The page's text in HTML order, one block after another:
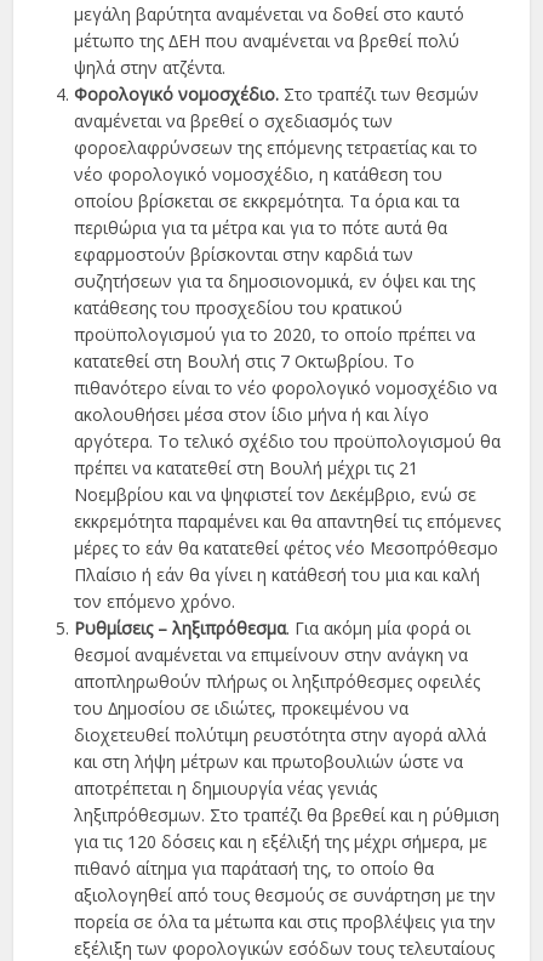
µεγάλη βαρύτητα αναµένεται να δοθεί στο καυτό
µέτωπο της ∆ΕΗ που αναµένεται να βρεθεί πολύ
ψηλά στην ατζέντα.
Φορολογικό νοµοσχέδιο. Στο τραπέζι των θεσµών
αναµένεται να βρεθεί ο σχεδιασµός των
φοροελαφρύνσεων της επόµενης τετραετίας και το
νέο φορολογικό νοµοσχέδιο, η κατάθεση του
οποίου βρίσκεται σε εκκρεµότητα. Τα όρια και τα
περιθώρια για τα µέτρα και για το πότε αυτά θα
εφαρµοστούν βρίσκονται στην καρδιά των
συζητήσεων για τα δηµοσιονοµικά, εν όψει και της
κατάθεσης του προσχεδίου του κρατικού
προϋπολογισµού για το 2020, το οποίο πρέπει να
κατατεθεί στη Βουλή στις 7 Οκτωβρίου. Το
πιθανότερο είναι το νέο φορολογικό νοµοσχέδιο να
ακολουθήσει µέσα στον ίδιο µήνα ή και λίγο
αργότερα. Το τελικό σχέδιο του προϋπολογισµού θα
πρέπει να κατατεθεί στη Βουλή µέχρι τις 21
Νοεµβρίου και να ψηφιστεί τον ∆εκέµβριο, ενώ σε
εκκρεµότητα παραµένει και θα απαντηθεί τις επόµενες
µέρες το εάν θα κατατεθεί φέτος νέο Μεσοπρόθεσµο
Πλαίσιο ή εάν θα γίνει η κατάθεσή του µια και καλή
τον επόµενο χρόνο.
Ρυθµίσεις – ληξιπρόθεσµα. Για ακόµη µία φορά οι
θεσµοί αναµένεται να επιµείνουν στην ανάγκη να
αποπληρωθούν πλήρως οι ληξιπρόθεσµες οφειλές
του ∆ηµοσίου σε ιδιώτες, προκειµένου να
διοχετευθεί πολύτιµη ρευστότητα στην αγορά αλλά
και στη λήψη µέτρων και πρωτοβουλιών ώστε να
αποτρέπεται η δηµιουργία νέας γενιάς
ληξιπρόθεσµων. Στο τραπέζι θα βρεθεί και η ρύθµιση
για τις 120 δόσεις και η εξέλιξή της µέχρι σήµερα, µε
πιθανό αίτηµα για παράτασή της, το οποίο θα
αξιολογηθεί από τους θεσµούς σε συνάρτηση µε την
πορεία σε όλα τα µέτωπα και στις προβλέψεις για την
εξέλιξη των φορολογικών εσόδων τους τελευταίους